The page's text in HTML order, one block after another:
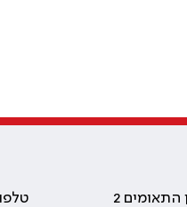
טלפון: 03-